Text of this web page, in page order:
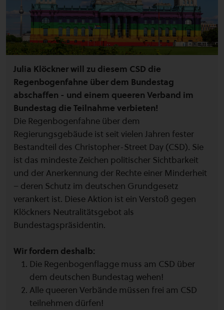
Julia Klöckner will zu diesem CSD die
Regenbogenfahne über dem Bundestag
abschaffen - und einem queeren Verband im
Bundestag die Teilnahme verbieten!
Die Regenbogenfahne über dem
Regierungsgebäude ist seit vielen Jahren fester
Bestandteil des Christopher-Street Day (CSD). Sie
ist das mindeste Zeichen politischer Sichtbarkeit
und der Anerkennung der Rechte einer Minderheit
– deren Schutz im deutschen Grundgesetz
verankert ist. Diese Aktion ist ein Verstoß gegen
Klöckners Neutralitätsgebot als
Bundestagspräsidentin.
Wir fordern deshalb:
Die Regenbogenflagge muss am CSD über
dem deutschen Bundestag wehen!
Alle queeren Verbände müssen frei am CSD
teilnehmen dürfen!